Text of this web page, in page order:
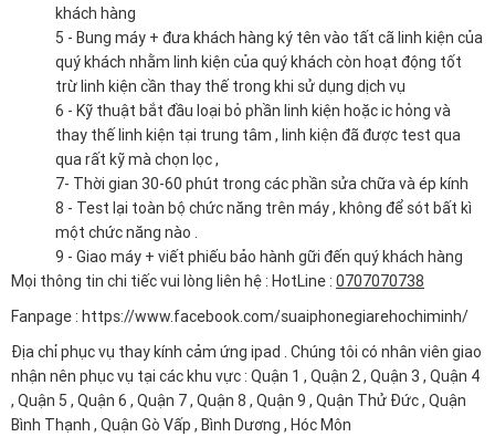
khách hàng
5 - Bung máy + đưa khách hàng ký tên vào tất cã linh kiện của
quý khách nhằm linh kiện của quý khách còn hoạt động tốt
trừ linh kiện cần thay thế trong khi sử dụng dịch vụ
6 - Kỹ thuật bắt đầu loại bỏ phần linh kiện hoặc ic hỏng và
thay thế linh kiện tại trung tâm , linh kiện đã được test qua
qua rất kỹ mà chọn lọc ,
7- Thời gian 30-60 phút trong các phần sửa chữa và ép kính
8 - Test lại toàn bộ chức năng trên máy , không để sót bất kì
một chức năng nào .
9 - Giao máy + viết phiếu bảo hành gữi đến quý khách hàng
Mọi thông tin chi tiếc vui lòng liên hệ : HotLine : 0707070738
Fanpage : https://www.facebook.com/suaiphonegiarehochiminh/
Địa chỉ phục vụ thay kính cảm ứng ipad . Chúng tôi có nhân viên giao
nhận nên phục vụ tại các khu vực : Quận 1 , Quận 2 , Quận 3 , Quận 4
, Quận 5 , Quận 6 , Quận 7 , Quận 8 , Quận 9 , Quận Thử Đức , Quận
Bình Thạnh , Quận Gò Vấp , Bình Dương , Hóc Môn